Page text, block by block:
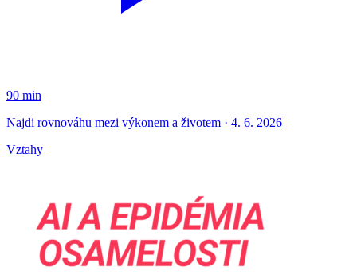
90 min
Najdi rovnováhu mezi výkonem a životem · 4. 6. 2026
Vztahy